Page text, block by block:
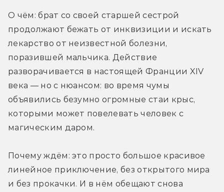
О чём: брат со своей старшей сестрой
продолжают бежать от инквизиции и искать
лекарство от неизвестной болезни,
поразившей мальчика. Действие
разворачивается в настоящей Франции XIV
века — но с нюансом: во время чумы
объявились безумно огромные стаи крыс,
которыми может повелевать человек с
магическим даром.
Почему ждём: это просто большое красивое
линейное приключение, без открытого мира
и без прокачки. И в нём обещают снова